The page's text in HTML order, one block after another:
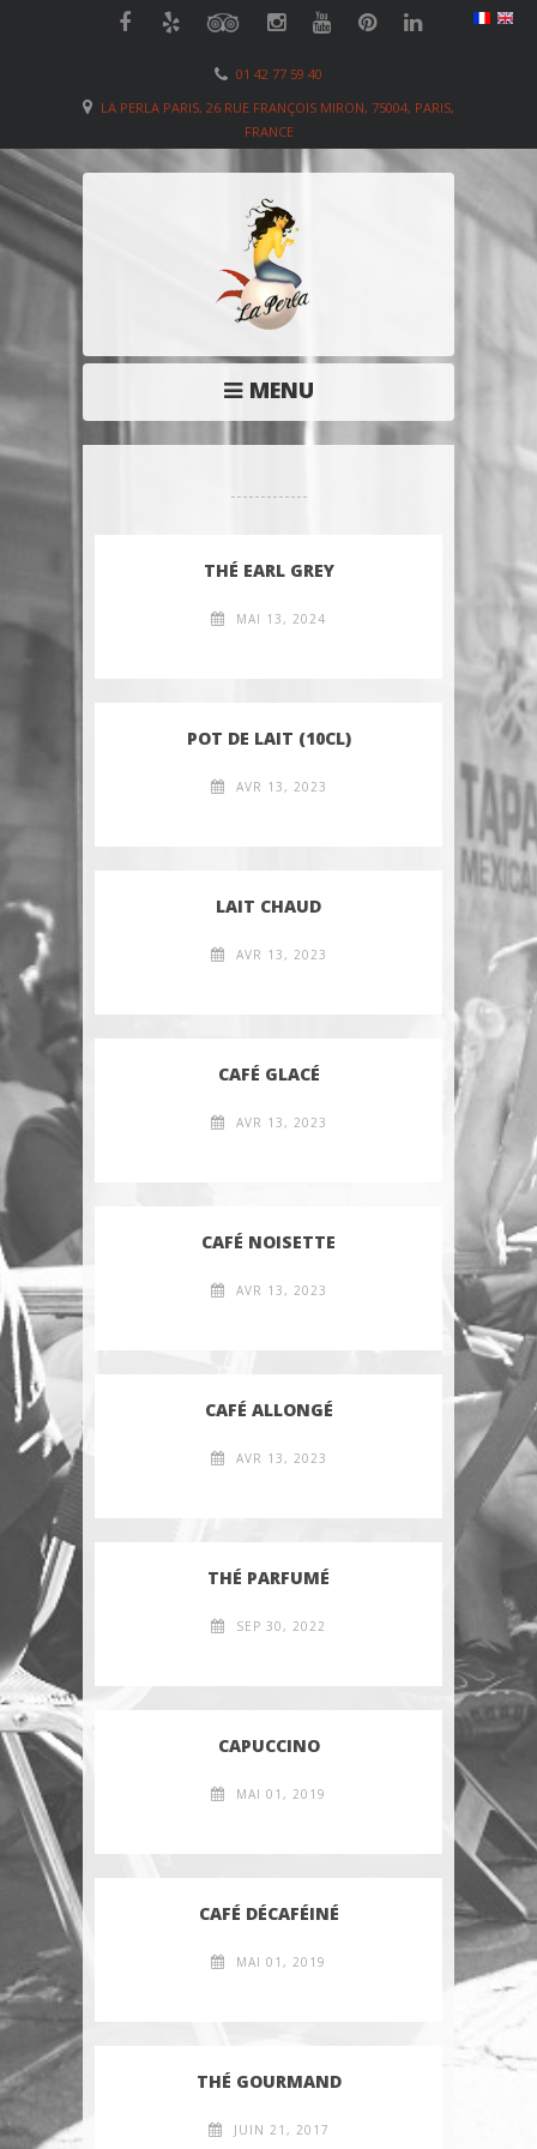
01 42 77 59 40
LA PERLA PARIS, 26 RUE FRANÇOIS MIRON, 75004, PARIS,
FRANCE
MENU
THÉ EARL GREY
MAI 13, 2024
POT DE LAIT (10CL)
AVR 13, 2023
LAIT CHAUD
AVR 13, 2023
CAFÉ GLACÉ
AVR 13, 2023
CAFÉ NOISETTE
AVR 13, 2023
CAFÉ ALLONGÉ
AVR 13, 2023
THÉ PARFUMÉ
SEP 30, 2022
CAPUCCINO
MAI 01, 2019
CAFÉ DÉCAFÉINÉ
MAI 01, 2019
THÉ GOURMAND
JUIN 21, 2017